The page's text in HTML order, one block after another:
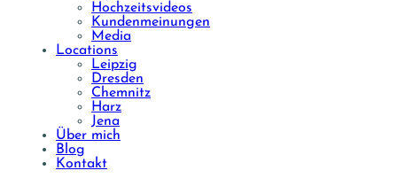
Hochzeitsvideos
Kundenmeinungen
Media
Locations
Leipzig
Dresden
Chemnitz
Harz
Jena
Über mich
Blog
Kontakt